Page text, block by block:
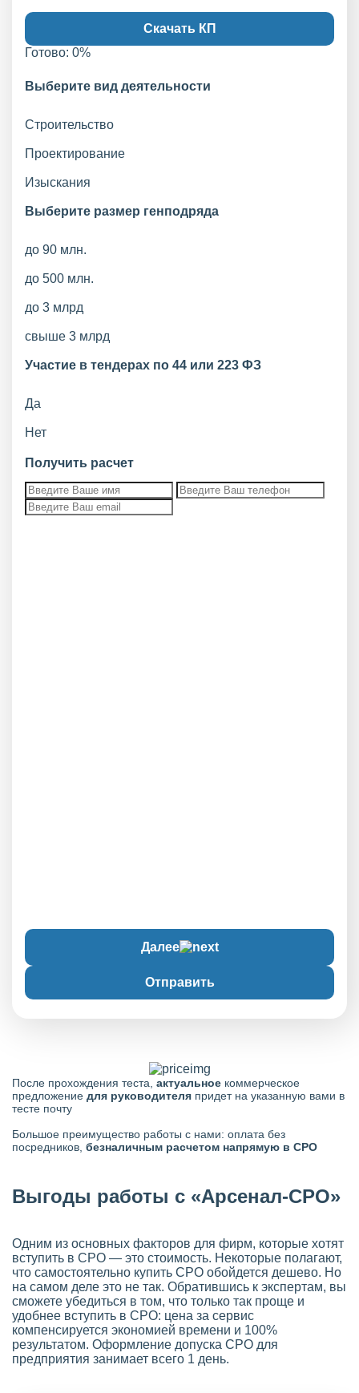
Скачать КП
Готово: 0%
Выберите вид деятельности
Строительство
Проектирование
Изыскания
Выберите размер генподряда
до 90 млн.
до 500 млн.
до 3 млрд
свыше 3 млрд
Участие в тендерах по 44 или 223 ФЗ
Да
Нет
Получить расчет
Далее
Отправить
После прохождения теста, актуальное коммерческое
предложение для руководителя придет на указанную вами в
тесте почту
Большое преимущество работы с нами: оплата без
посредников, безналичным расчетом напрямую в СРО
Выгоды работы с «Арсенал-СРО»
Одним из основных факторов для фирм, которые хотят
вступить в СРО — это стоимость. Некоторые полагают,
что самостоятельно купить СРО обойдется дешево. Но
на самом деле это не так. Обратившись к экспертам, вы
сможете убедиться в том, что только так проще и
удобнее вступить в СРО: цена за сервис
компенсируется экономией времени и 100%
результатом. Оформление допуска СРО для
предприятия занимает всего 1 день.